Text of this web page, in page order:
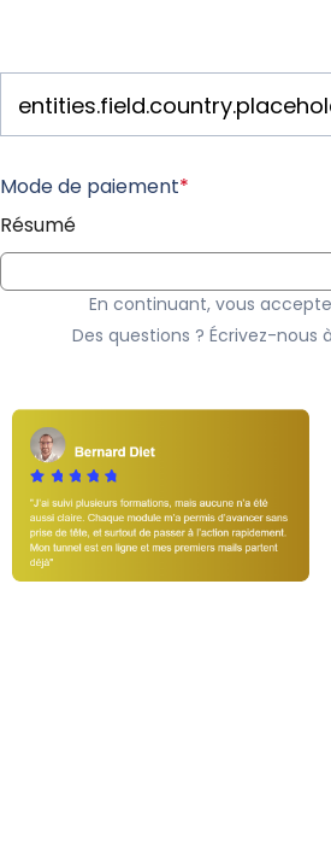
Mode de paiement*
Résumé
En continuant, vous
Des questions ? Écrivez-